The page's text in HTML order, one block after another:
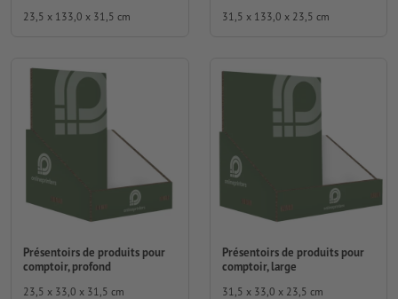
23,5 x 133,0 x 31,5 cm 31,5 x 133,0 x 23,5 cm
Présentoirs de produits pour
comptoir, profond
23,5 x 33,0 x 31,5 cm
Présentoirs de produits pour
comptoir, large
31,5 x 33,0 x 23,5 cm